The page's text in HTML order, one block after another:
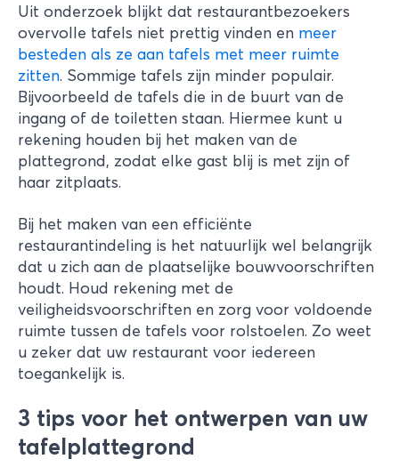
Uit onderzoek blijkt dat restaurantbezoekers
overvolle tafels niet prettig vinden en meer
besteden als ze aan tafels met meer ruimte
zitten. Sommige tafels zijn minder populair.
Bijvoorbeeld de tafels die in de buurt van de
ingang of de toiletten staan. Hiermee kunt u
rekening houden bij het maken van de
plattegrond, zodat elke gast blij is met zijn of
haar zitplaats.
Bij het maken van een efficiënte
restaurantindeling is het natuurlijk wel belangrijk
dat u zich aan de plaatselijke bouwvoorschriften
houdt. Houd rekening met de
veiligheidsvoorschriften en zorg voor voldoende
ruimte tussen de tafels voor rolstoelen. Zo weet
u zeker dat uw restaurant voor iedereen
toegankelijk is.
3 tips voor het ontwerpen van uw
tafelplattegrond